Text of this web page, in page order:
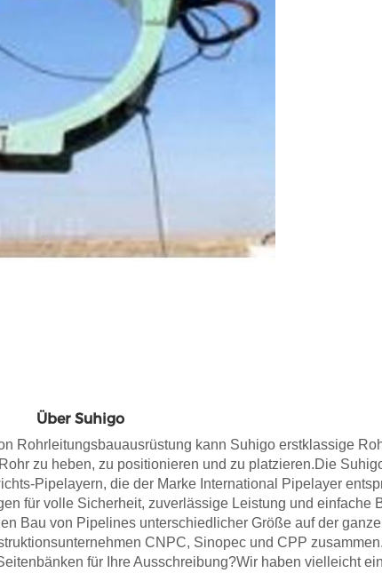
Über Suhigo
Rohrleitungsbauausrüstung kann Suhigo erstklassige
zu heben, zu positionieren und zu platzieren.Die
Pipelayern, die der Marke International Pipelayer
für volle Sicherheit, zuverlässige Leistung und einfache
Bau von Pipelines unterschiedlicher Größe auf der
CNPC, Sinopec und CPP zusammen.
für Ihre Ausschreibung?Wir haben vielleicht